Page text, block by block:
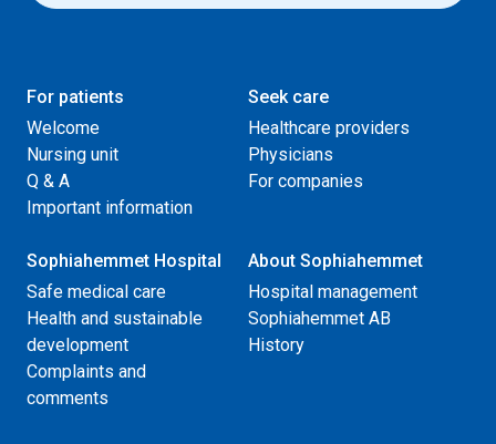
For patients
Welcome
Nursing unit
Q & A
Important information
Seek care
Healthcare providers
Physicians
For companies
Sophiahemmet Hospital
Safe medical care
Health and sustainable
development
Complaints and
comments
About Sophiahemmet
Hospital management
Sophiahemmet AB
History